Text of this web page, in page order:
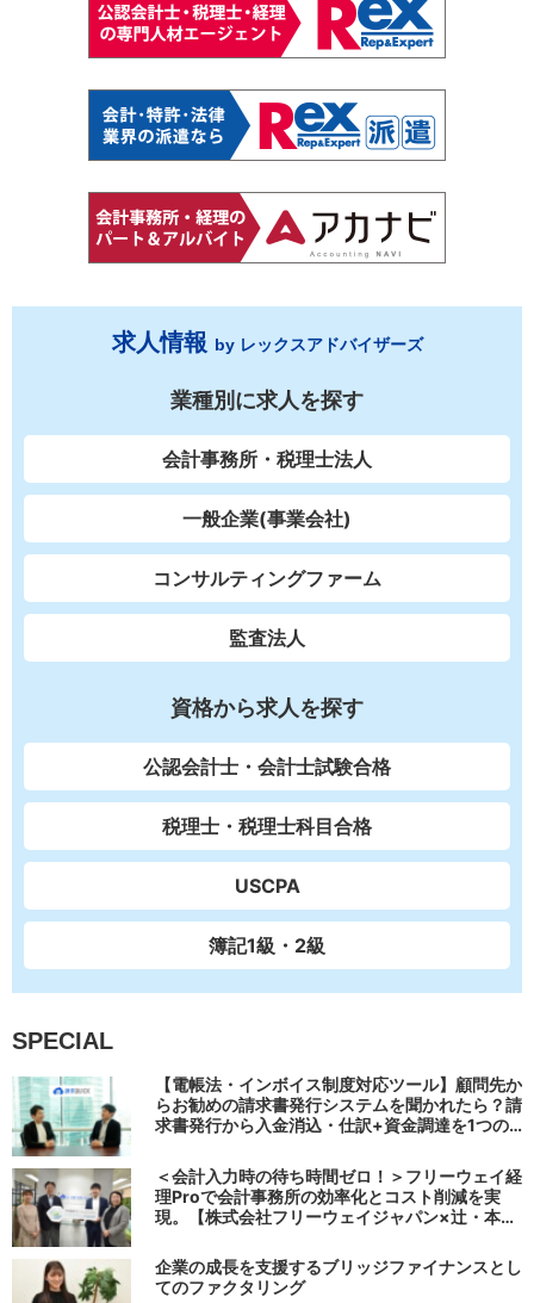
求人情報 by レックスアドバイザーズ
業種別に求人を探す
会計事務所・税理士法人
一般企業(事業会社)
コンサルティングファーム
監査法人
資格から求人を探す
公認会計士・会計士試験合格
税理士・税理士科目合格
USCPA
簿記1級・2級
SPECIAL
【電帳法・インボイス制度対応ツール】顧問先か
らお勧めの請求書発行システムを聞かれたら？請
求書発行から入金消込・仕訳+資金調達を1つの
＜会計入力時の待ち時間ゼロ！＞フリーウェイ経
理Proで会計事務所の効率化とコスト削減を実
現。【株式会社フリーウェイジャパン×辻・本郷
企業の成長を支援するブリッジファイナンスとし
てのファクタリング